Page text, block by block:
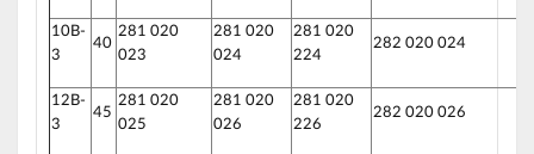
10B-
3
40
281 020
023
281 020
024
281 020
224
282 020 024
12B-
3
45
281 020
025
281 020
026
281 020
226
282 020 026